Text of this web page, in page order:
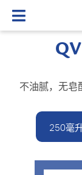
不油腻，无皂
250毫